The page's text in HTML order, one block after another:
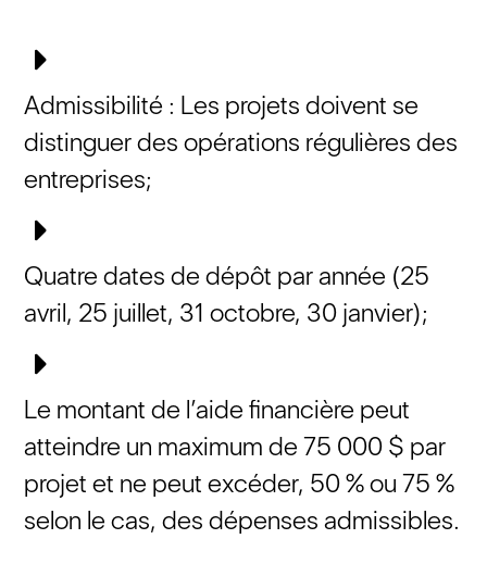
Admissibilité : Les projets doivent se
distinguer des opérations régulières des
entreprises;
Quatre dates de dépôt par année (25
avril, 25 juillet, 31 octobre, 30 janvier);
Le montant de l’aide financière peut
atteindre un maximum de 75 000 $ par
projet et ne peut excéder, 50 % ou 75 %
selon le cas, des dépenses admissibles.